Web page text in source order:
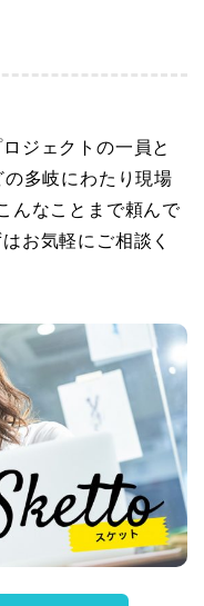
ジェクトの一員と
多岐にわたり現場
んなことまで頼んで
お気軽にご相談く